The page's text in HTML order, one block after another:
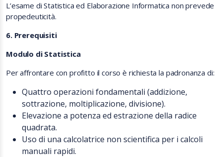
L’esame di Statistica ed Elaborazione Informatica non prevede
propedeuticità.
6. Prerequisiti
Modulo di Statistica
Per affrontare con profitto il corso è richiesta la padronanza di:
Quattro operazioni fondamentali (addizione,
sottrazione, moltiplicazione, divisione).
Elevazione a potenza ed estrazione della radice
quadrata.
Uso di una calcolatrice non scientifica per i calcoli
manuali rapidi.